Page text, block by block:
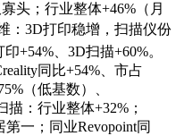
头；行业整体+46%（月
：3D打印稳增，扫描仪份
+54%、3D扫描+60%。
同比+54%、市占
（低基数）、
：行业整体+32%；
一；同业Revopoint同